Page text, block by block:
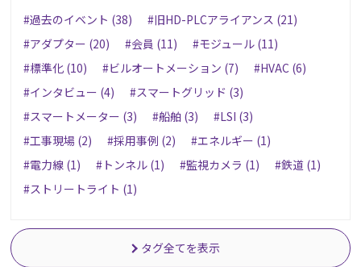
#過去のイベント (38)
#旧HD-PLCアライアンス (21)
#アダプター (20)
#会員 (11)
#モジュール (11)
#標準化 (10)
#ビルオートメーション (7)
#HVAC (6)
#インタビュー (4)
#スマートグリッド (3)
#スマートメーター (3)
#船舶 (3)
#LSI (3)
#工事現場 (2)
#採用事例 (2)
#エネルギー (1)
#電力線 (1)
#トンネル (1) #監視カメラ (1)
#鉄道 (1)
#ストリートライト (1)
タグ全てを表示